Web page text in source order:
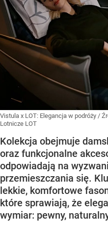
Vistula x LOT: Elegancja w podróży /
Lotnicze LOT
Kolekcja obejmuje
oraz funkcjonalne
odpowiadają na
przemieszczania się.
lekkie, komfortowe
które sprawiają, że
wymiar: pewny,